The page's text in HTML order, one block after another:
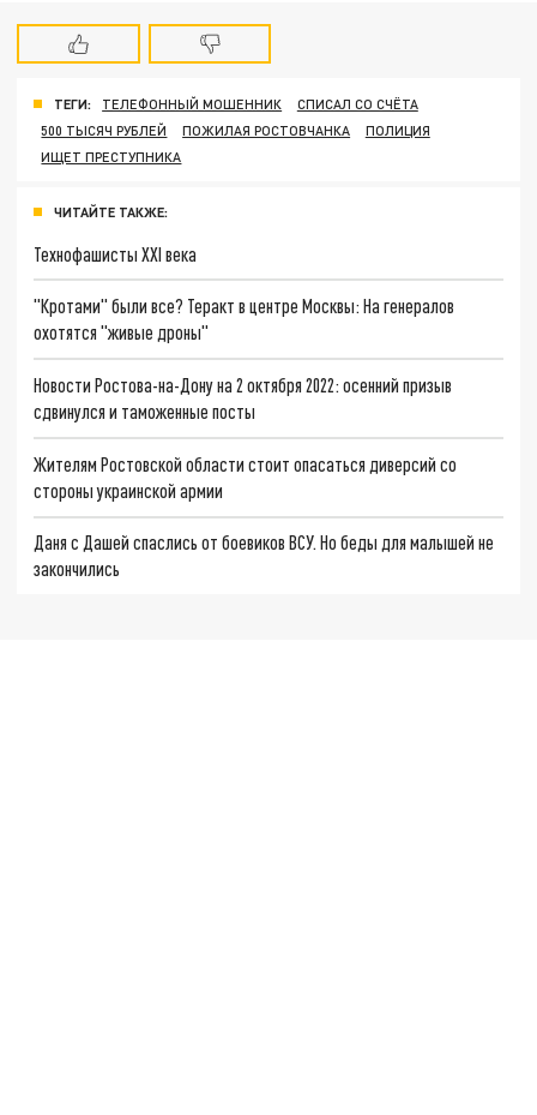
ТЕГИ: ТЕЛЕФОННЫЙ МОШЕННИК
СПИСАЛ СО СЧЁТА
500 ТЫСЯЧ РУБЛЕЙ
ПОЖИЛАЯ РОСТОВЧАНКА
ПОЛИЦИЯ
ИЩЕТ ПРЕСТУПНИКА
ЧИТАЙТЕ ТАКЖЕ:
Технофашисты XXI века
"Кротами" были все? Теракт в центре Москвы: На генералов
охотятся "живые дроны"
Новости Ростова-на-Дону на 2 октября 2022: осенний призыв
сдвинулся и таможенные посты
Жителям Ростовской области стоит опасаться диверсий со
стороны украинской армии
Даня с Дашей спаслись от боевиков ВСУ. Но беды для малышей не
закончились